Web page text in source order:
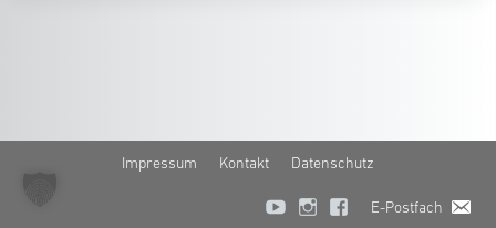
Impressum Kontakt Datenschutz
E-Postfach